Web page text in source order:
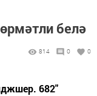
белә
814 0 0
682"